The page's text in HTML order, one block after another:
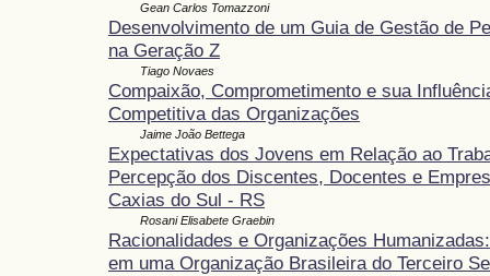
Gean Carlos Tomazzoni
Desenvolvimento de um Guia de Gestão de
na Geração Z
Tiago Novaes
Compaixão, Comprometimento e sua
Competitiva das Organizações
Jaime João Bettega
Expectativas dos Jovens em Relação ao
Percepção dos Discentes, Docentes e
Caxias do Sul - RS
Rosani Elisabete Graebin
Racionalidades e Organizações
em uma Organização Brasileira do Terceiro